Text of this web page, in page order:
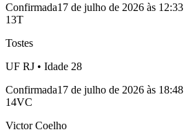
Confirmada17 de julho de 2026 às 12:33
13T
Tostes
UF RJ • Idade 28
Confirmada17 de julho de 2026 às 18:48
14VC
Victor Coelho